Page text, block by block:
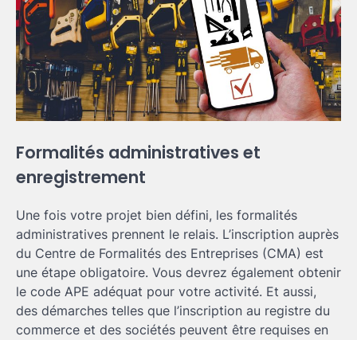
Formalités administratives et
enregistrement
Une fois votre projet bien défini, les formalités
administratives prennent le relais. L’inscription auprès
du Centre de Formalités des Entreprises (CMA) est
une étape obligatoire. Vous devrez également obtenir
le code APE adéquat pour votre activité. Et aussi,
des démarches telles que l’inscription au registre du
commerce et des sociétés peuvent être requises en